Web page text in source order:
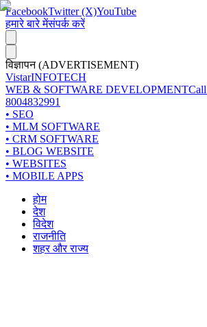
FacebookTwitter (X)YouTube
हमारे बारे मेंसंपर्क करें
विज्ञापन (ADVERTISEMENT)
VistarINFOTECH
WEB & SOFTWARE DEVELOPMENT
8004832991
• SEO
• MLM SOFTWARE
• CRM SOFTWARE
• BLOG WEBSITE
• WEBSITES
• MOBILE APPS
होम
देश
विदेश
राजनीति
शहर और राज्य